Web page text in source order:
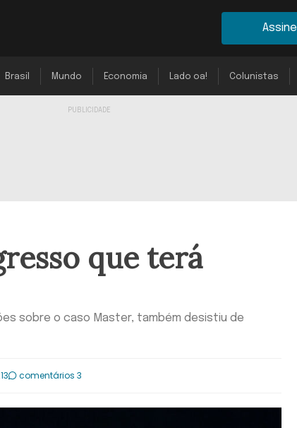
Assine
Brasil Mundo Economia Lado oa! Colunistas
que terá
sobre o caso Master, também desistiu de
comentários 3